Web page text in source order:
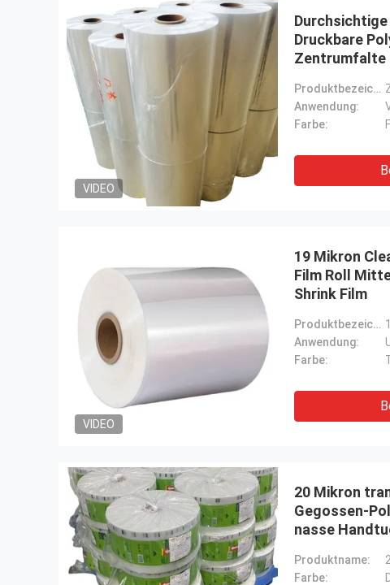
VIDEO
Druckbare
Zentrumfalte
Produktbezeichnung:
Anwendung:
Farbe:
VIDEO
19 Mikron
Film Roll
Shrink Film
Produktbezeichnung:
Anwendung:
Farbe:
20 Mikron
Gegossen-
nasse
Produktname:
Farbe: